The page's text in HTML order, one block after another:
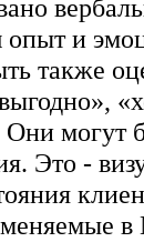
и
также
Они могут
Это -
в